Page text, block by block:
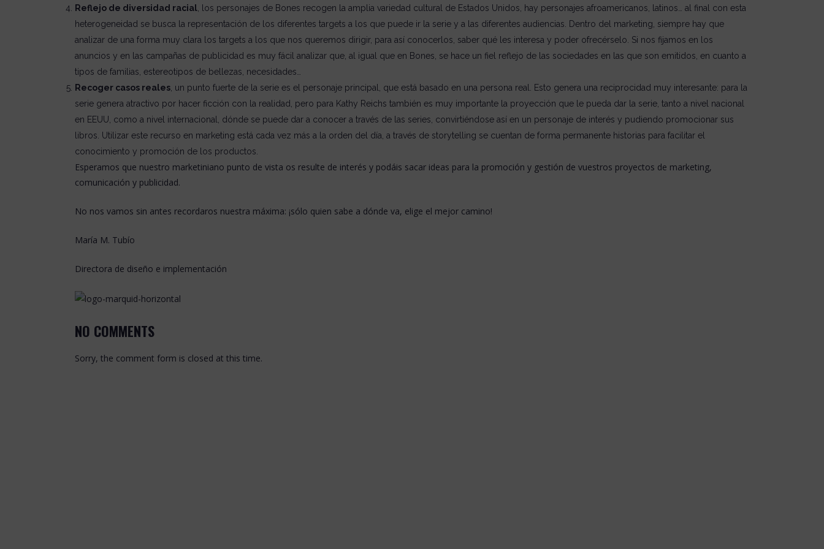
Reflejo de diversidad racial , los personajes de Bones recogen la amplia variedad cultural de Estados Unidos, hay personajes afroamericanos, latinos… al final con esta
heterogeneidad se busca la representación de los diferentes targets a los que puede ir la serie y a las diferentes audiencias. Dentro del marketing, siempre hay que
analizar de una forma muy clara los targets a los que nos queremos dirigir, para así conocerlos, saber qué les interesa y poder ofrecérselo. Si nos fijamos en los
anuncios y en las campañas de publicidad es muy fácil analizar que, al igual que en Bones, se hace un fiel reflejo de las sociedades en las que son emitidos, en cuanto a
tipos de familias, estereotipos de bellezas, necesidades…
Recoger casos reales , un punto fuerte de la serie es el personaje principal, que está basado en una persona real. Esto genera una reciprocidad muy interesante: para la
serie genera atractivo por hacer ficción con la realidad, pero para Kathy Reichs también es muy importante la proyección que le pueda dar la serie, tanto a nivel nacional
en EEUU, como a nivel internacional, dónde se puede dar a conocer a través de las series, convirtiéndose así en un personaje de interés y pudiendo promocionar sus
libros. Utilizar este recurso en marketing está cada vez más a la orden del día, a través de storytelling se cuentan de forma permanente historias para facilitar el
conocimiento y promoción de los productos.
Esperamos que nuestro marketiniano punto de vista os resulte de interés y podáis sacar ideas para la promoción y gestión de vuestros proyectos de marketing,
comunicación y publicidad.
No nos vamos sin antes recordaros nuestra máxima: ¡sólo quien sabe a dónde va, elige el mejor camino!
María M. Tubío
Directora de diseño e implementación
NO COMMENTS
Sorry, the comment form is closed at this time.